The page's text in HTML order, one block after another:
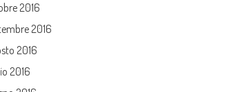
2016
2016
2016
2016